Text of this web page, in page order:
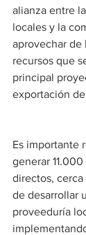
alianza entre
locales y la
aprovechar de
recursos que
principal
exportación
Es importante
generar
directos,
de desarrollar
proveeduría